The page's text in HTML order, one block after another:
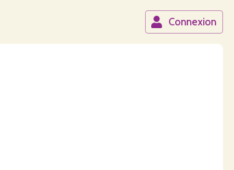
Connexion